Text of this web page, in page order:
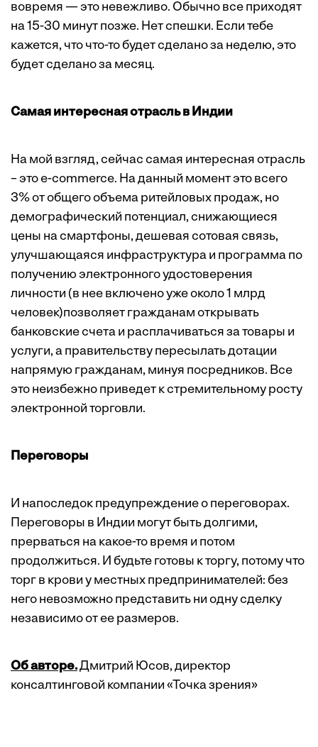
вовремя — это невежливо. Обычно все приходят
на 15-30 минут позже. Нет спешки. Если тебе
кажется, что что-то будет сделано за неделю, это
будет сделано за месяц.
Самая интересная отрасль в Индии
На мой взгляд, сейчас самая интересная отрасль
– это e-commerce. На данный момент это всего
3% от общего объема ритейловых продаж, но
демографический потенциал, снижающиеся
цены на смартфоны, дешевая сотовая связь,
улучшающаяся инфраструктура и программа по
получению электронного удостоверения
личности (в нее включено уже около 1 млрд
человек)позволяет гражданам открывать
банковские счета и расплачиваться за товары и
услуги, а правительству пересылать дотации
напрямую гражданам, минуя посредников. Все
это неизбежно приведет к стремительному росту
электронной торговли.
Переговоры
И напоследок предупреждение о переговорах.
Переговоры в Индии могут быть долгими,
прерваться на какое-то время и потом
продолжиться. И будьте готовы к торгу, потому что
торг в крови у местных предпринимателей: без
него невозможно представить ни одну сделку
независимо от ее размеров.
Об авторе.Дмитрий Юсов, директор
консалтинговой компании «Точка зрения»